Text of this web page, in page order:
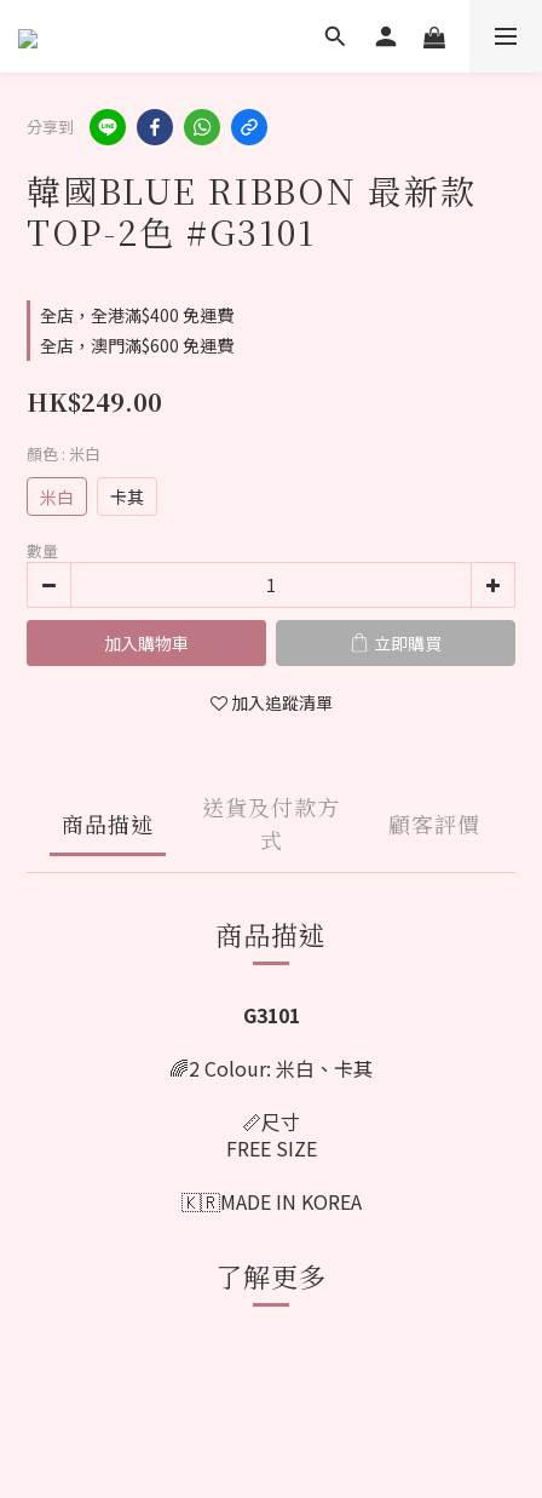
分享到
韓國BLUE RIBBON 最新款
TOP-2色 #G3101
全店，全港滿$400 免運費
全店，澳門滿$600 免運費
HK$249.00
顏色 : 米白
米白 卡其
數量
加入購物車 立即購買
加入追蹤清單
商品描述
送貨及付款方
式
顧客評價
商品描述
G3101
🌈2 Colour: 米白 、卡其
📏尺寸
FREE SIZE
🇰🇷MADE IN KOREA
了解更多